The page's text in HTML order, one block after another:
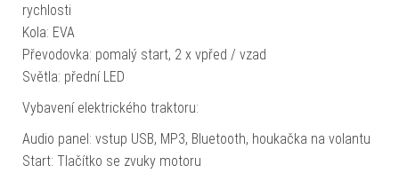
rychlosti
Kola: EVA
Převodovka: pomalý start, 2 x vpřed / vzad
Světla: přední LED
Vybavení elektrického traktoru:
Audio panel: vstup USB, MP3, Bluetooth, houkačka na volantu
Start: Tlačítko se zvuky motoru